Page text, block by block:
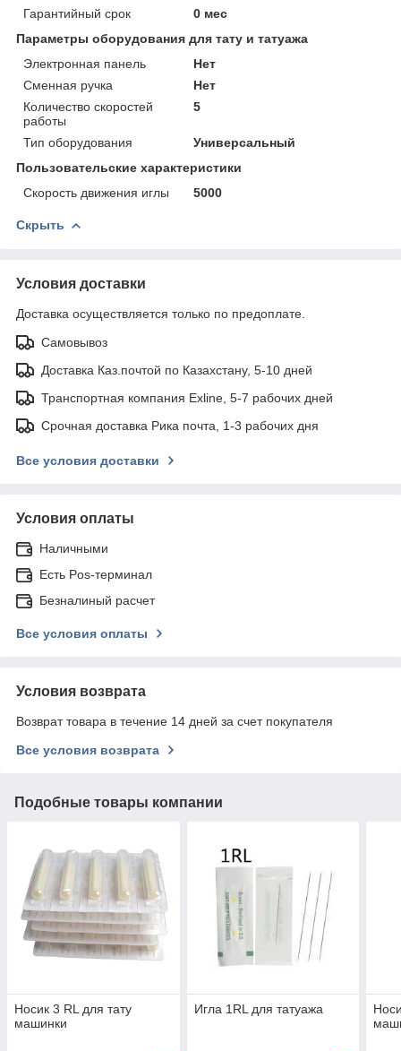
Гарантийный срок
0 мес
Параметры оборудования для тату и татуажа
Электронная панель
Нет
Сменная ручка
Нет
Количество скоростей
работы
5
Тип оборудования
Универсальный
Пользовательские характеристики
Скорость движения иглы
5000
Скрыть
Условия доставки
Доставка осуществляется только по предоплате.
Самовывоз
Доставка Каз.почтой по Казахстану, 5-10 дней
Транспортная компания Exline, 5-7 рабочих дней
Срочная доставка Рика почта, 1-3 рабочих дня
Все условия доставки
Условия оплаты
Наличными
Есть Pos-терминал
Безналиный расчет
Все условия оплаты
Условия возврата
Возврат товара в течение 14 дней за счет покупателя
Все условия возврата
Подобные товары компании
Носик 3 RL для тату
машинки
Игла 1RL для татуажа